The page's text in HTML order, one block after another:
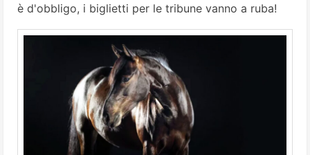
è d'obbligo, i biglietti per le tribune vanno a ruba!